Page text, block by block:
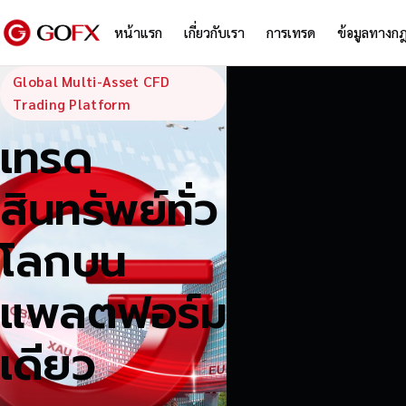
หน้าแรก เกี่ยวกับเรา การเทรด ข้อมูลทางก
GoFX —
Global Multi-Asset CFD
Trading Platform
เทรด
สินทรัพย์ทั่ว
โลกบน
แพลตฟอร์ม
เดียว